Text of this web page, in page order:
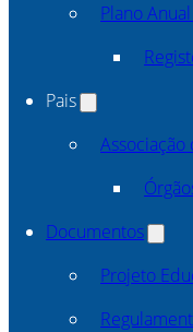
Plano
Pais
Associação
Documentos
Projeto